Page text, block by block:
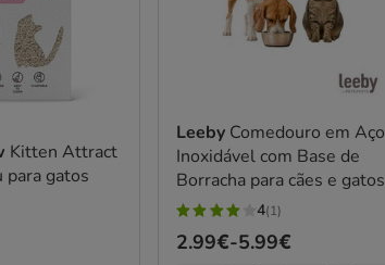
Kitten Attract
para gatos
Leeby Comedouro em Aço
Inoxidável com Base de
Borracha para cães e gatos
4
estrelas
4(1)
Preço
2.99€-5.99€